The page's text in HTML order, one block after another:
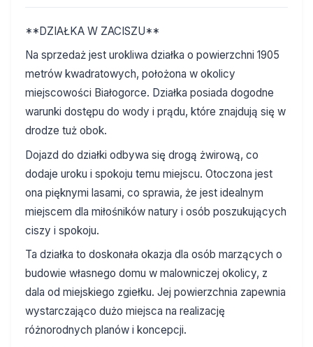
**DZIAŁKA W ZACISZU**
Na sprzedaż jest urokliwa działka o powierzchni 1905
metrów kwadratowych, położona w okolicy
miejscowości Białogorce. Działka posiada dogodne
warunki dostępu do wody i prądu, które znajdują się w
drodze tuż obok.
Dojazd do działki odbywa się drogą żwirową, co
dodaje uroku i spokoju temu miejscu. Otoczona jest
ona pięknymi lasami, co sprawia, że jest idealnym
miejscem dla miłośników natury i osób poszukujących
ciszy i spokoju.
Ta działka to doskonała okazja dla osób marzących o
budowie własnego domu w malowniczej okolicy, z
dala od miejskiego zgiełku. Jej powierzchnia zapewnia
wystarczająco dużo miejsca na realizację
różnorodnych planów i koncepcji.